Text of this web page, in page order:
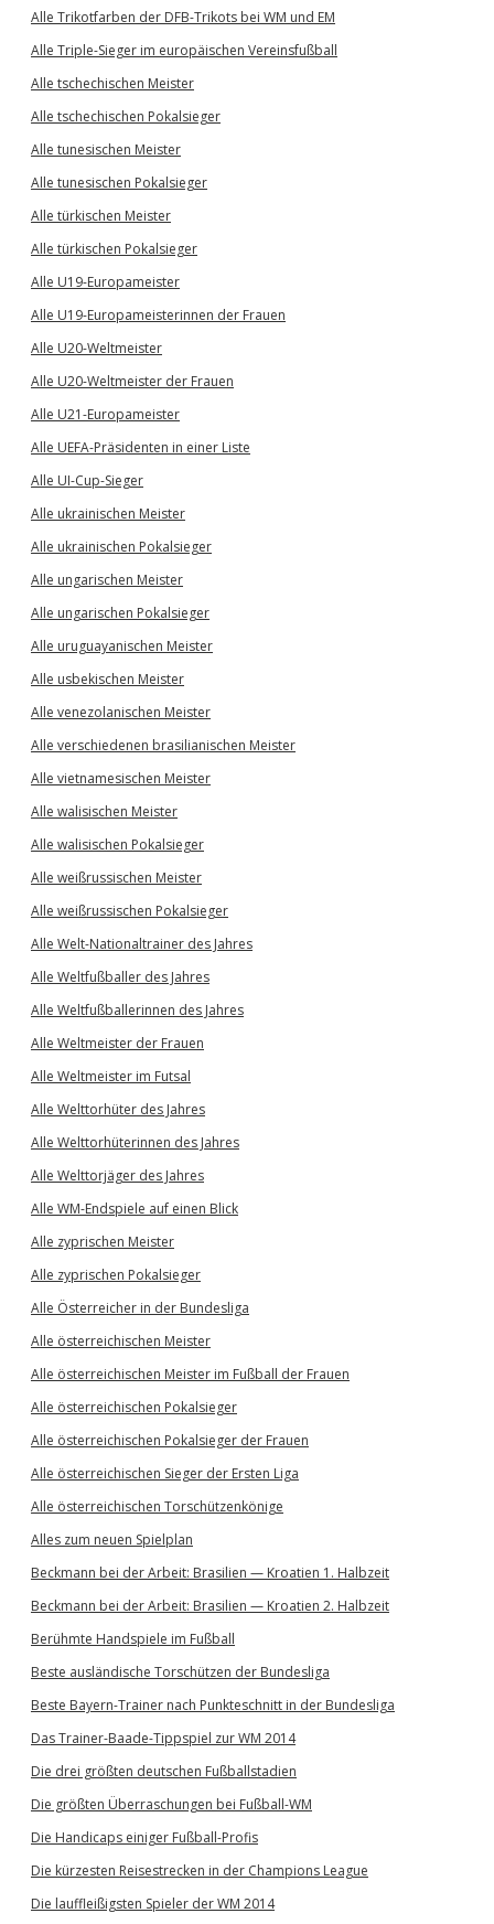
Alle Trikotfarben der DFB-Trikots bei WM und EM
Alle Triple-Sieger im europäischen Vereinsfußball
Alle tschechischen Meister
Alle tschechischen Pokalsieger
Alle tunesischen Meister
Alle tunesischen Pokalsieger
Alle türkischen Meister
Alle türkischen Pokalsieger
Alle U19-Europameister
Alle U19-Europameisterinnen der Frauen
Alle U20-Weltmeister
Alle U20-Weltmeister der Frauen
Alle U21-Europameister
Alle UEFA-Präsidenten in einer Liste
Alle UI-Cup-Sieger
Alle ukrainischen Meister
Alle ukrainischen Pokalsieger
Alle ungarischen Meister
Alle ungarischen Pokalsieger
Alle uruguayanischen Meister
Alle usbekischen Meister
Alle venezolanischen Meister
Alle verschiedenen brasilianischen Meister
Alle vietnamesischen Meister
Alle walisischen Meister
Alle walisischen Pokalsieger
Alle weißrussischen Meister
Alle weißrussischen Pokalsieger
Alle Welt-Nationaltrainer des Jahres
Alle Weltfußballer des Jahres
Alle Weltfußballerinnen des Jahres
Alle Weltmeister der Frauen
Alle Weltmeister im Futsal
Alle Welttorhüter des Jahres
Alle Welttorhüterinnen des Jahres
Alle Welttorjäger des Jahres
Alle WM-Endspiele auf einen Blick
Alle zyprischen Meister
Alle zyprischen Pokalsieger
Alle Österreicher in der Bundesliga
Alle österreichischen Meister
Alle österreichischen Meister im Fußball der Frauen
Alle österreichischen Pokalsieger
Alle österreichischen Pokalsieger der Frauen
Alle österreichischen Sieger der Ersten Liga
Alle österreichischen Torschützenkönige
Alles zum neuen Spielplan
Beckmann bei der Arbeit: Brasilien — Kroatien 1. Halbzeit
Beckmann bei der Arbeit: Brasilien — Kroatien 2. Halbzeit
Berühmte Handspiele im Fußball
Beste ausländische Torschützen der Bundesliga
Beste Bayern-Trainer nach Punkteschnitt in der Bundesliga
Das Trainer-Baade-Tippspiel zur WM 2014
Die drei größten deutschen Fußballstadien
Die größten Überraschungen bei Fußball-WM
Die Handicaps einiger Fußball-Profis
Die kürzesten Reisestrecken in der Champions League
Die lauffleißigsten Spieler der WM 2014